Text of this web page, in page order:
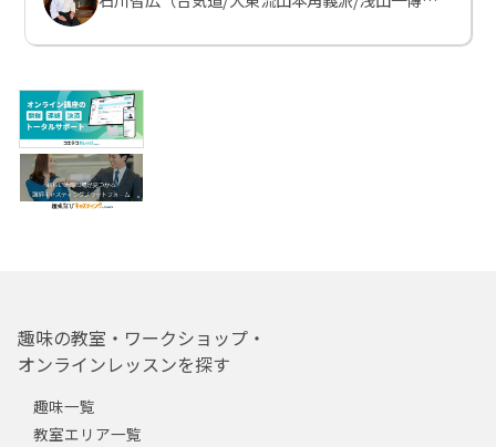
趣味の教室・ワークショップ・
オンラインレッスンを探す
趣味一覧
教室エリア一覧